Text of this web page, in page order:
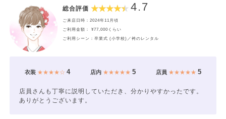
総合評価 4.7
ご来店日時：2024年11月頃
ご利用金額： ¥77,000くらい
ご利用シーン：卒業式 (小学校)／袴のレンタル
衣装★★★★☆ 4 店内★★★★★ 5 店員 ★★★★★5
店員さんも丁寧に説明していただき、分かりやすかったです。
ありがとうございます。